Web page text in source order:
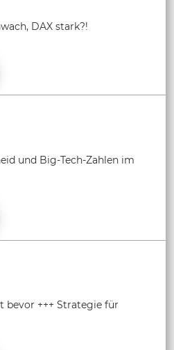
DAX stark?!
und Big-Tech-Zahlen im
bevor +++ Strategie für